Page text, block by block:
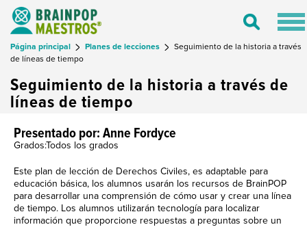
Toggle
Página principal Planes de lecciones
Seguimiento de la historia a través
de líneas de tiempo
Seguimiento de la historia a través de
líneas de tiempo
Presentado por: Anne Fordyce
Grados:Todos los grados
Este plan de lección de Derechos Civiles, es adaptable para
educación básica, los alumnos usarán los recursos de BrainPOP
para desarrollar una comprensión de cómo usar y crear una línea
de tiempo. Los alumnos utilizarán tecnología para localizar
información que proporcione respuestas a preguntas sobre un